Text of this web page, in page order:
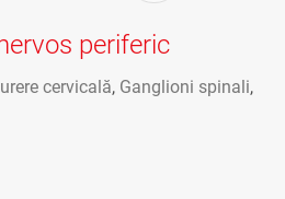
periferic
cervicală, Ganglioni spinali,